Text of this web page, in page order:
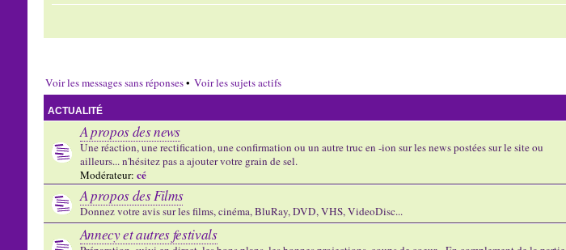
Voir les messages sans réponses• Voir les sujets actifs
ACTUALITÉ
A propos des news
Une réaction, une rectification, une confirmation ou un autre truc en -ion sur les news postées sur le site ou
ailleurs... n'hésitez pas a ajouter votre grain de sel.
Modérateur: cé
A propos des Films
Donnez votre avis sur les films, cinéma, BluRay, DVD, VHS, VideoDisc...
Annecy et autres festivals